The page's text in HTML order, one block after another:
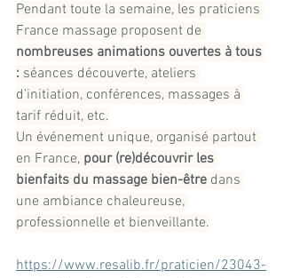
Pendant toute la semaine, les praticiens
France massage proposent de
nombreuses animations ouvertes à tous
: séances découverte, ateliers
d’initiation, conférences, massages à
tarif réduit, etc.
Un événement unique, organisé partout
en France, pour (re)découvrir les
bienfaits du massage bien-être dans
une ambiance chaleureuse,
professionnelle et bienveillante.
https://www.resalib.fr/praticien/23043-